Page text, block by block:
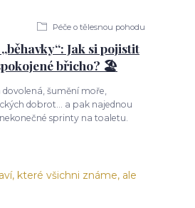
Péče o tělesnou pohodu
Jak si pojistit
břicho? 🏖️
šumění moře,
dobrot... a pak najednou
sprinty na toaletu.